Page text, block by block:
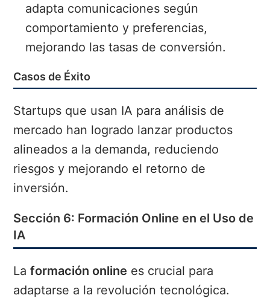
adapta comunicaciones según
comportamiento y preferencias,
mejorando las tasas de conversión.
Casos de Éxito
Startups que usan IA para análisis de
mercado han logrado lanzar productos
alineados a la demanda, reduciendo
riesgos y mejorando el retorno de
inversión.
Sección 6: Formación Online en el Uso de
IA
Laformación online es crucial para
adaptarse a la revolución tecnológica.